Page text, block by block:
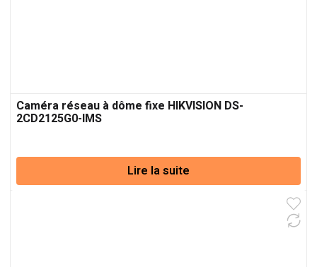
Caméra réseau à dôme fixe HIKVISION DS-
2CD2125G0-IMS
Lire la suite